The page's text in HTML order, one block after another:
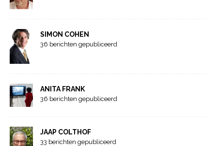
SIMON COHEN
36 berichten gepubliceerd
ANITA FRANK
36 berichten gepubliceerd
JAAP COLTHOF
33 berichten gepubliceerd